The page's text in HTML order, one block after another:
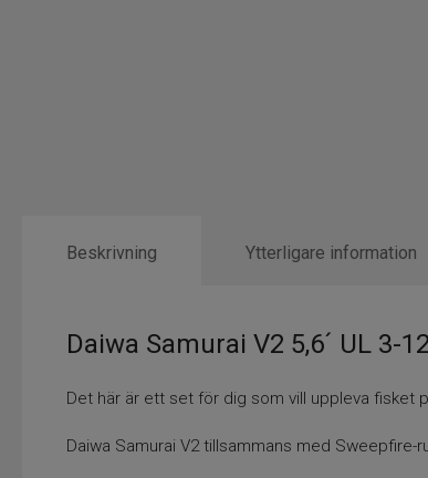
Beskrivning
Daiwa Samurai V2 5,6´ UL
Det här är ett set för dig som vill uppleva fisket
Daiwa Samurai V2 tillsammans med
Ytterligare information